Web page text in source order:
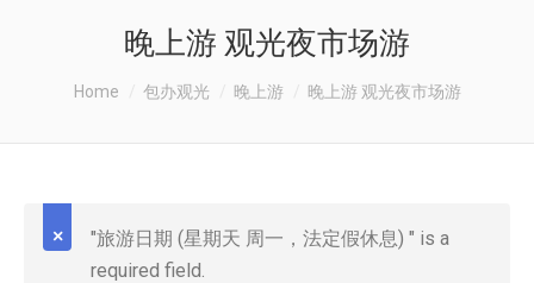
晚上游 观光夜市场游
Home 包办观光 晚上游 晚上游 观光夜市场游
"旅游日期 (星期天 周一，法定假休息) " is a
required field.